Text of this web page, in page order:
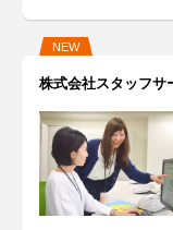
NEW
株式会社スタッフサ